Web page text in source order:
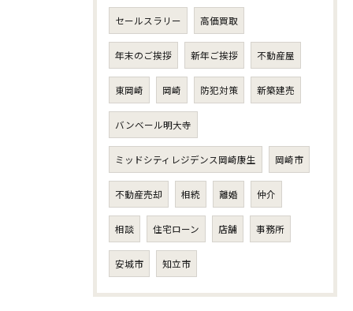
セールスラリー 高価買取
年末のご挨拶 新年ご挨拶 不動産屋
東岡崎 岡崎 防犯対策 新築建売
バンベール明大寺
ミッドシティレジデンス岡崎康生 岡崎市
不動産売却 相続 離婚 仲介
相談 住宅ローン 店舗 事務所
安城市 知立市